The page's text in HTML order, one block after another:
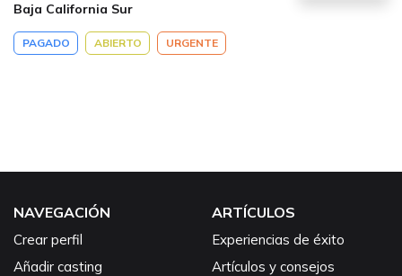
Baja California Sur
PAGADO ABIERTO URGENTE
NAVEGACIÓN
Crear perfil
Añadir casting
ARTÍCULOS
Experiencias de éxito
Artículos y consejos